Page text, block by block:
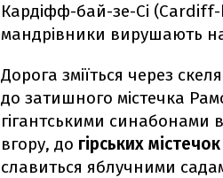
Кардіфф-бай-зе-Сі
мандрівники вирушають
Дорога зміїться через
до затишного містечка
гігантськими синабонами
вгору, до гірських містечок
славиться яблучними